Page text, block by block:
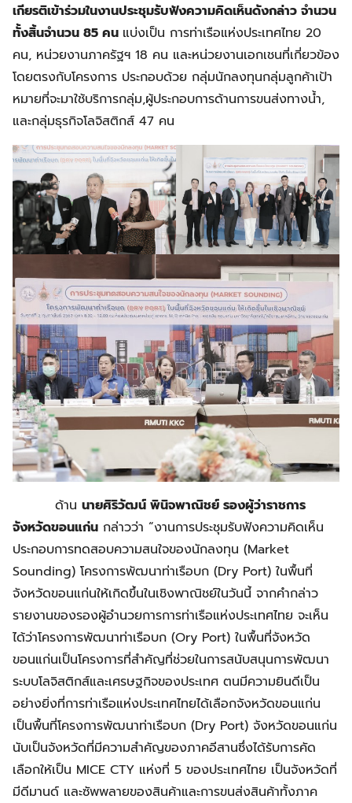
เกียรติเข้าร่วมในงานประชุมรับฟังความคิดเห็นดังกล่าว จำนวน
ทั้งสิ้นจำนวน 85 คน แบ่งเป็น การท่าเรือแห่งประเทศไทย 20
คน, หน่วยงานภาครัฐฯ 18 คน และหน่วยงานเอกเชนที่เกี่ยวข้อง
โดยตรงกับโครงการ ประกอบด้วย กลุ่มนักลงทุนกลุ่มลูกค้าเป้า
หมายที่จะมาใช้บริการกลุ่ม,ผู้ประกอบการด้านการขนส่งทางน้ำ,
และกลุ่มธุรกิจโลจิสติกส์ 47 คน
ด้าน นายศิริวัฒน์ พินิจพาณิชย์ รองผู้ว่าราชการ
จังหวัดขอนแก่น กล่าวว่า “งานการประชุมรับฟังความคิดเห็น
ประกอบการทดสอบความสนใจของนักลงทุน (Market
Sounding) โครงการพัฒนาท่าเรือบก (Dry Port) ในพื้นที่
จังหวัดขอนแก่นให้เกิดขึ้นในเชิงพาณิชย์ในวันนี้ จากคำกล่าว
รายงานของรองผู้อำนวยการการท่าเรือแห่งประเทศไทย จะเห็น
ได้ว่าโครงการพัฒนาท่าเรือบก (Ory Port) ในพื้นที่จังหวัด
ขอนแก่นเป็นโครงการที่สำคัญที่ช่วยในการสนับสนุนการพัฒนา
ระบบโลจิสติกส์และเศรษฐกิจของประเทศ ตนมีความยินดีเป็น
อย่างยิ่งที่การท่าเรือแห่งประเทศไทยได้เลือกจังหวัดขอนแก่น
เป็นพื้นที่โครงการพัฒนาท่าเรือบก (Dry Port) จังหวัดขอนแก่น
นับเป็นจังหวัดที่มีความสำคัญของภาคอีสานซึ่งได้รับการคัด
เลือกให้เป็น MICE CTY แห่งที่ 5 ของประเทศไทย เป็นจังหวัดที่
มีดีมานด์ และซัพพลายของสินค้าและการขนส่งสินค้าทั้งภาค